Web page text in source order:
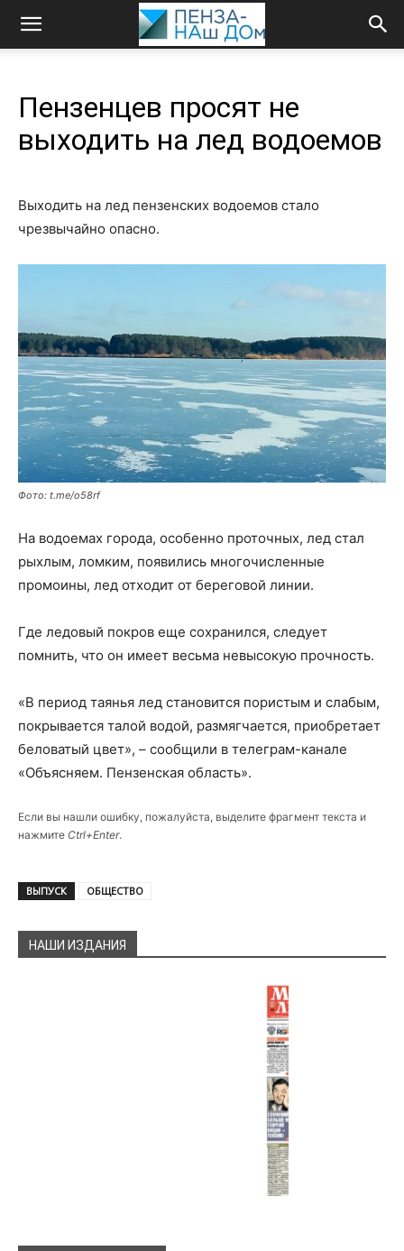
Пензенцев просят не
выходить на лед водоемов
Выходить на лед пензенских водоемов стало
чрезвычайно опасно.
Фото: t.me/o58rf
На водоемах города, особенно проточных, лед стал
рыхлым, ломким, появились многочисленные
промоины, лед отходит от береговой линии.
Где ледовый покров еще сохранился, следует
помнить, что он имеет весьма невысокую прочность.
«В период таянья лед становится пористым и слабым,
покрывается талой водой, размягчается, приобретает
беловатый цвет», – сообщили в телеграм-канале
«Объясняем. Пензенская область».
Если вы нашли ошибку, пожалуйста, выделите фрагмент текста и
нажмите Ctrl+Enter.
ВЫПУСК ОБЩЕСТВО
НАШИ ИЗДАНИЯ